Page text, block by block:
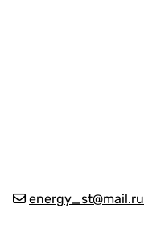
energy_st@mail.ru